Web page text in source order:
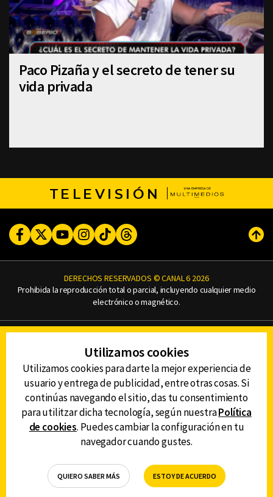
Paco Pizaña y el secreto de tener su
vida privada
TELEVISIÓN
FacebookTwitterYoutubeInstagram
TikTokThreads
DERECHOS RESERVADOS © CANAL 6 2026
Prohibida la reproducción total o parcial, incluyendo cualquier medio
electrónico o magnético.
AVISO DE PRIVACIDAD
AVISO LEGAL
DEFENSORÍA DE LAS AUDIENCIAS
DESCARGA LA APP DE CANAL 6
Utilizamos cookies
Utilizamos cookies para darte la mejor experiencia de
usuario y entrega de publicidad, entre otras cosas. Si
continúas navegando el sitio, das tu consentimiento
para utilitzar dicha tecnología, según nuestraPolítica
de cookies. Puedes cambiar la configuración en tu
navegador cuando gustes.
QUIERO SABER MÁS ESTOY DE ACUERDO